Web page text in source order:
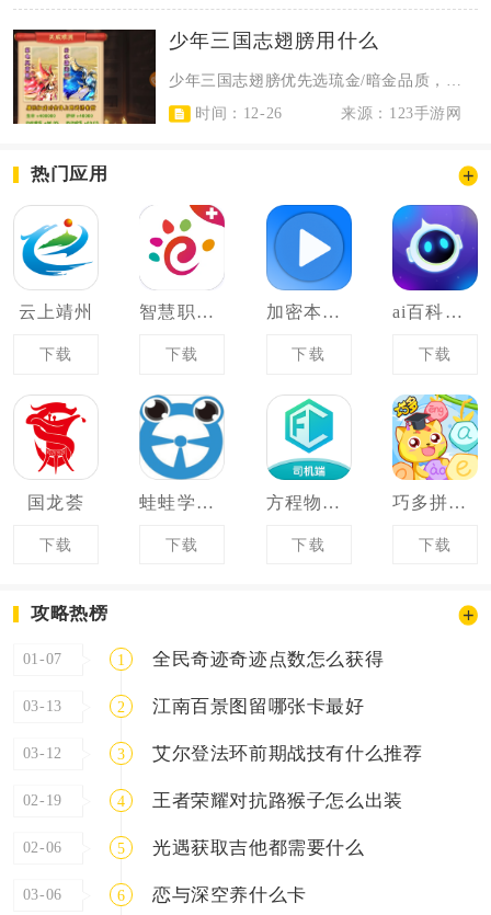
少年三国志翅膀用什么
时间：12-26
来源：123手游网
热门应用
云上靖州
下载
智慧职教云
下载
加密本地视频播放器
下载
ai百科小能手
下载
国龙荟
下载
蛙蛙学车顾问
下载
方程物流司机端
下载
巧多拼音学习软件
下载
攻略热榜
01-07 1 全民奇迹奇迹点数怎么获得
03-13 2 江南百景图留哪张卡最好
03-12 3 艾尔登法环前期战技有什么推荐
02-19 4 王者荣耀对抗路猴子怎么出装
02-06 5 光遇获取吉他都需要什么
03-06 6 恋与深空养什么卡